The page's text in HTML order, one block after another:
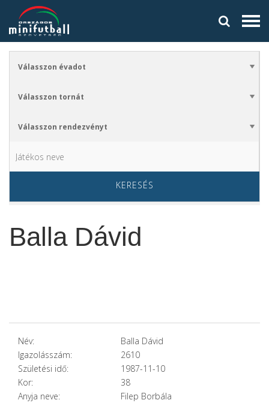
KERESÉS
Balla Dávid
Név:
Balla Dávid
Igazolásszám:
2610
Születési idő:
1987-11-10
Kor:
38
Anyja neve:
Filep Borbála